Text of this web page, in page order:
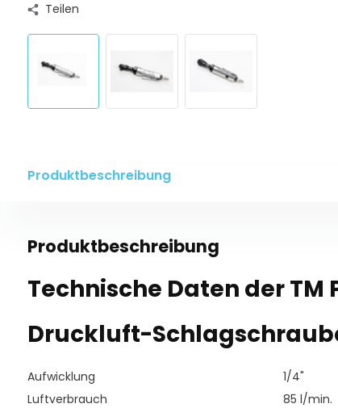
Teilen
Produktbeschreibung
Produktbeschreibung
Technische Daten der TM
Druckluft-
Aufwicklung
1/4"
Luftverbrauch
85 l/min.